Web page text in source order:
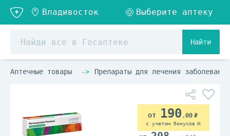
Найти
Аптечные товары Препараты для лечения
190 .00
с учетом бонусов